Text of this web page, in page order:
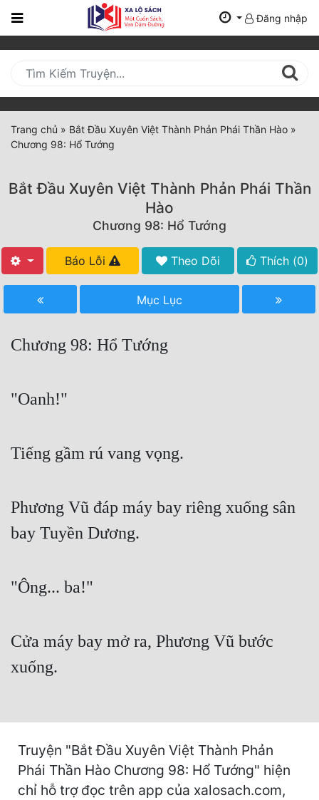
Trang
Mới
Cập
Nhật
(current)
Thể Loại
Truyện Mới Ra
Hoàn Thành
Free
Truyện Convert
Truyện Nhập Môn
Xa Lộ Dịch
Cạnh Kỹ
Cổ Đại
Dị Năng
Gia Đấu
Đăng nhập
Trang chủ » Bắt Đầu Xuyên Việt Thành Phản Phái Thần Hào »
Chương 98: Hổ Tướng
Bắt Đầu Xuyên Việt Thành Phản Phái Thần
Hào
Chương 98: Hổ Tướng
Báo Lỗi Theo Dõi Thích (0)
Mục Lục
Chương 98: Hổ Tướng
"Oanh!"
Tiếng gầm rú vang vọng.
Phương Vũ đáp máy bay riêng xuống sân
bay Tuyền Dương.
"Ông... ba!"
Cửa máy bay mở ra, Phương Vũ bước
xuống.
Truyện "Bắt Đầu Xuyên Việt Thành Phản
Phái Thần Hào Chương 98: Hổ Tướng" hiện
chỉ hỗ trợ đọc trên app của xalosach.com,